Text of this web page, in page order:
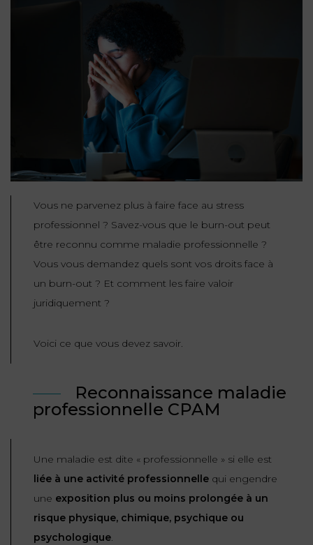
RESPONSABILITÉ
& ASSURANCE
IMMOBILIER
CONTRATS &
CONSOMMATION
DROIT
ADMINISTRATIF
VOS
INDEMNITÉ DE
LICENCIEMENT
PENSION
PRESTATION
CONSOMMATION
RESPONSABILITÉ
& ASSURANCE
FISCALITÉ
IMMOBILIER
DROIT
DU
UPS
RGPD
DONNÉES
PERSONNELLES
DROIT
INTELLECTUELLE
DISTRIBUTION
DIFFICULTÉ
PERSONNES
PUBLIQUES
CONNAÎTRE
DIRIGEANTE
72
24
EN LIGNE
Vous ne parvenez plus à faire face au stress
professionnel ? Savez-vous que le burn-out peut
être reconnu comme maladie professionnelle ?
Vous vous demandez quels sont vos droits face à
un burn-out ? Et comment les faire valoir
juridiquement ?
Voici ce que vous devez savoir.
Reconnaissance maladie
professionnelle CPAM
Une maladie est dite « professionnelle » si elle est
liée à une activité professionnelle qui engendre
une exposition plus ou moins prolongée à un
risque physique, chimique, psychique ou
psychologique.